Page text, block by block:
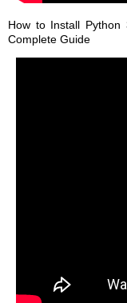
How to Install
Complete Guide